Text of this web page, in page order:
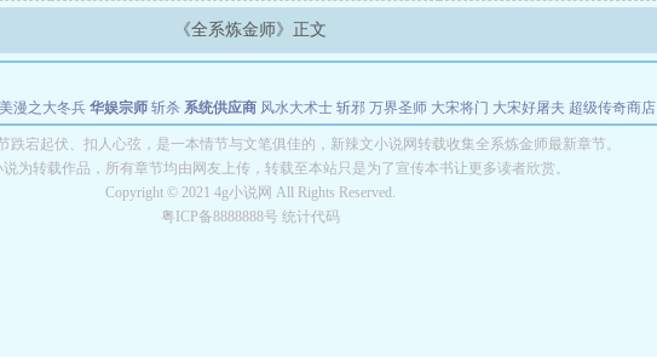
《全系炼金师》正文
美漫之大冬兵 华娱宗师 斩杀 系统供应商 风水大术士 斩邪 万界圣师 大宋将门 大宋好屠夫 超级传奇商店
绝对交易 全职武神 位面复制大师 华娱特效大亨 原始大厨王 怪物聊天群 某美漫的特工 我夺舍了魔皇
长别打脸
跌宕起伏、扣人心弦，是一本情节与文笔俱佳的，新辣文小说网转载收集全系炼金师最新章节。
为转载作品，所有章节均由网友上传，转载至本站只是为了宣传本书让更多读者欣赏。
Copyright © 2021 4g小说网 All Rights Reserved.
粤ICP备8888888号 统计代码